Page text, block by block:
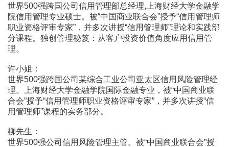
世界500强跨国公司信用管理部总经理,上海财经大学金融学
院信用管理专业硕士。被“中国商业联合会”授予“信用管理师
职业资格评审专家”，并多次讲授“信用管理师”理论和实践部
分课程。独创管理秘笈：从客户投资价值角度应用信用管
理。
许小姐：
世界500强跨国公司某综合工业公司亚太区信用风险管理经
理。上海财经大学金融学院国际金融专业，被“中国商业联
合会”授予“信用管理师职业资格评审专家”，并多次讲授“信
用管理师”课程的实务部分。
柳先生：
世界500强公司信用风险管理主管。被“中国商业联合会”授